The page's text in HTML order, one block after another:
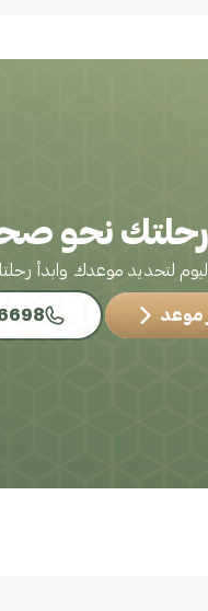
رحلتك نحو
اليوم لتحديد موعدك وابدأ
موعد